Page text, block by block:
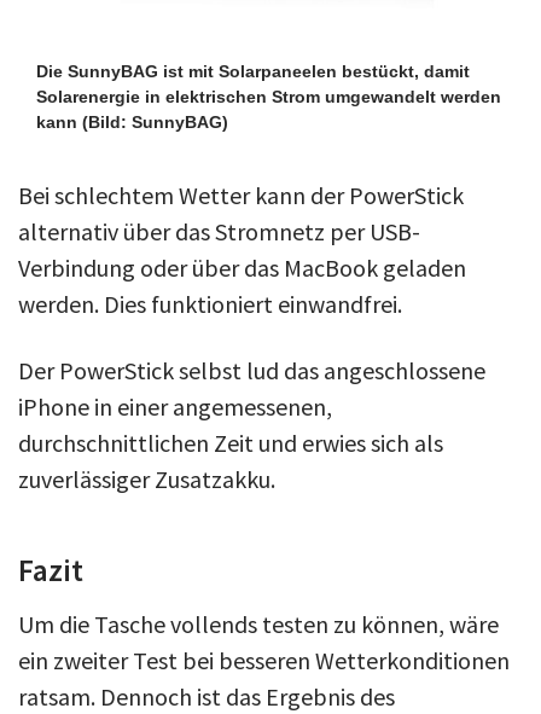
Die SunnyBAG ist mit Solarpaneelen bestückt, damit
Solarenergie in elektrischen Strom umgewandelt werden
kann (Bild: SunnyBAG)
Bei schlechtem Wetter kann der PowerStick
alternativ über das Stromnetz per USB-
Verbindung oder über das MacBook geladen
werden. Dies funktioniert einwandfrei.
Der PowerStick selbst lud das angeschlossene
iPhone in einer angemessenen,
durchschnittlichen Zeit und erwies sich als
zuverlässiger Zusatzakku.
Fazit
Um die Tasche vollends testen zu können, wäre
ein zweiter Test bei besseren Wetterkonditionen
ratsam. Dennoch ist das Ergebnis des